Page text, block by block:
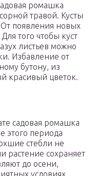
ромашка
травой. Кусты
появления новых
того чтобы куст
листьев можно
Избавление от
бутону, из
красивый цветок.
садовая ромашка
этого периода
стебли не
растение сохраняет
до осени,
условиях